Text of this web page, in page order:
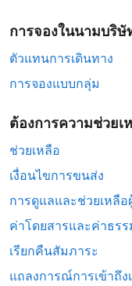
การจองในนามบริษั
ตัวแทนการเดินทาง
การจองแบบกลุ่ม
ต้องการความช่วยเ
ช่วยเหลือ
เงื่อนไขการขนส่ง
การดูแลและช่วยเหลื
ค่าโดยสารและค่าธรร
เรียกคืนสัมภาระ
แถลงการณ์การเข้าถึง